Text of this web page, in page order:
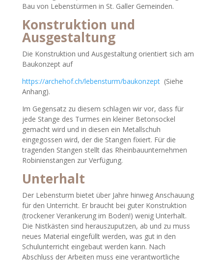
Bau von Lebenstürmen in St. Galler Gemeinden.
Konstruktion und
Ausgestaltung
Die Konstruktion und Ausgestaltung orientiert sich am
Baukonzept auf
https://archehof.ch/lebensturm/baukonzept(Siehe
Anhang).
Im Gegensatz zu diesem schlagen wir vor, dass für
jede Stange des Turmes ein kleiner Betonsockel
gemacht wird und in diesen ein Metallschuh
eingegossen wird, der die Stangen fixiert. Für die
tragenden Stangen stellt das Rheinbauunternehmen
Robinienstangen zur Verfügung.
Unterhalt
Der Lebensturm bietet über Jahre hinweg Anschauung
für den Unterricht. Er braucht bei guter Konstruktion
(trockener Verankerung im Boden!) wenig Unterhalt.
Die Nistkästen sind herauszuputzen, ab und zu muss
neues Material eingefüllt werden, was gut in den
Schulunterricht eingebaut werden kann. Nach
Abschluss der Arbeiten muss eine verantwortliche